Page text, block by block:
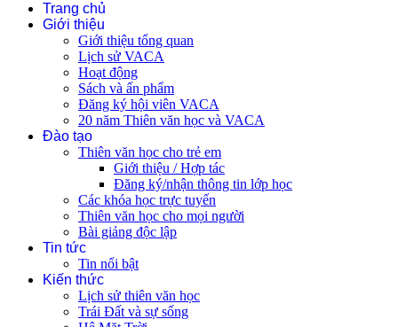
Trang chủ
Giới thiệu
Giới thiệu tổng quan
Lịch sử VACA
Hoạt động
Sách và ấn phẩm
Đăng ký hội viên VACA
20 năm Thiên văn học và VACA
Đào tạo
Thiên văn học cho trẻ em
Giới thiệu / Hợp tác
Đăng ký/nhận thông tin lớp học
Các khóa học trực tuyến
Thiên văn học cho mọi người
Bài giảng độc lập
Tin tức
Tin nổi bật
Kiến thức
Lịch sử thiên văn học
Trái Đất và sự sống